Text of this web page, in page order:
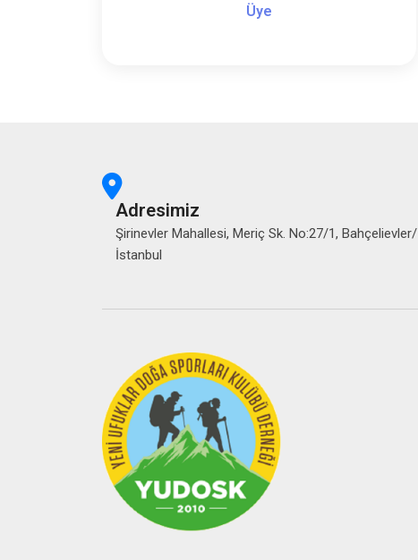
Üye
Adresimiz
Şirinevler Mahallesi, Meriç Sk. No:27/1, Bahçelievler/
İstanbul